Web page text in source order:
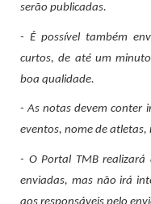
serão publicadas.
- É possível também
curtos, de até um
boa qualidade.
- As notas devem conter
eventos, nome de atletas,
- O Portal TMB
enviadas, mas não irá